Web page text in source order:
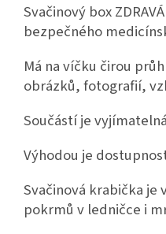
Svačinový box
bezpečného
Má na víčku čirou
obrázků, fotografií,
Součástí je
Výhodou je
Svačinová krabička je
pokrmů v ledničce i